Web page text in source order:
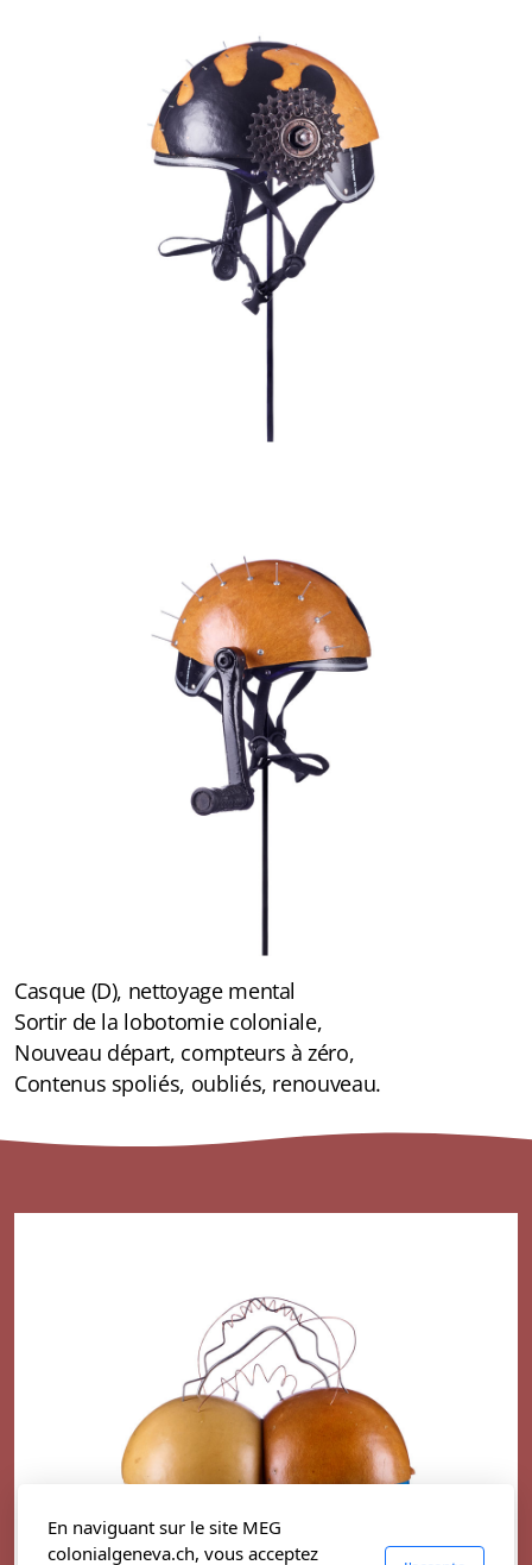
Casque (D), nettoyage mental
Sortir de la lobotomie coloniale,
Nouveau départ, compteurs à zéro,
Contenus spoliés, oubliés, renouveau.
En naviguant sur le site MEG
colonialgeneva.ch, vous acceptez